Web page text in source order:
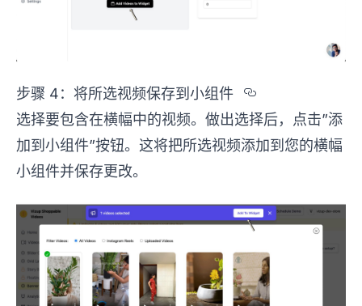
步骤 4：将所选视频保存到小组件
Section titled
选择要包含在横幅中的视频。做出选择后，点击”添
加到小组件”按钮。这将把所选视频添加到您的横幅
小组件并保存更改。